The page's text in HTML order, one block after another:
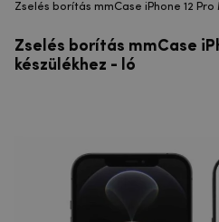
Zselés borítás mmCase iPhone 12
Zselés borítás mmCase
készülékhez - ló